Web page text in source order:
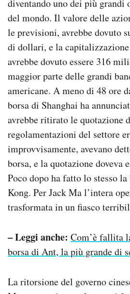
diventando uno dei più grandi
del mondo. Il valore delle
le previsioni, avrebbe dovuto
di dollari, e la
avrebbe dovuto essere 316
maggior parte delle grandi
americane. A meno di 48 ore
borsa di Shanghai ha
avrebbe ritirato le quotazione
regolamentazioni del settore
improvvisamente, avevano
borsa, e la quotazione doveva
Poco dopo ha fatto lo stesso
Kong. Per Jack Ma l’intera
trasformata in un fiasco
– Leggi anche: Com’è fallita
borsa di Ant, la più grande di
La ritorsione del governo